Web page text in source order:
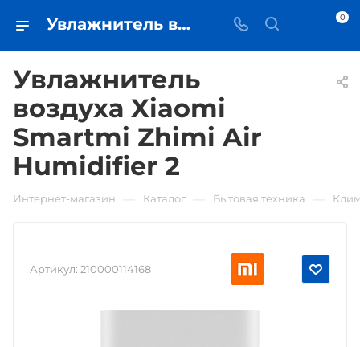
Увлажнитель воздуха Xiaomi Smartmi Zhimi Air Humidifier 2 • купить в Самаре - iЧехол 0
Увлажнитель
воздуха Xiaomi
Smartmi Zhimi Air
Humidifier 2
Интернет-магазин Каталог Бытовая техника
Артикул: 210000114168